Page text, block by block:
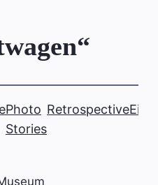
Photo
Stories
Retrospective